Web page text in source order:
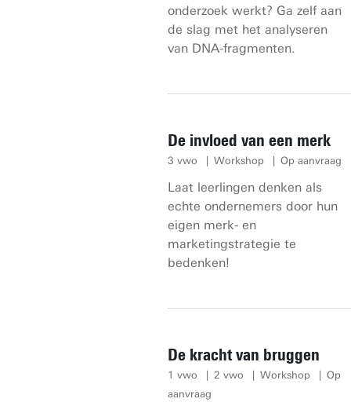
onderzoek werkt? Ga zelf aan
de slag met het analyseren
van DNA-fragmenten.
De invloed van een merk
3 vwo Workshop Op aanvraag
Laat leerlingen denken als
echte ondernemers door hun
eigen merk- en
marketingstrategie te
bedenken!
De kracht van bruggen
1 vwo 2 vwo Workshop
Op
aanvraag